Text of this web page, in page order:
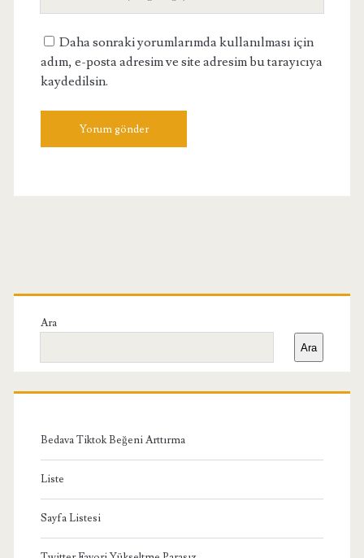
Daha sonraki yorumlarımda kullanılması için
adım, e-posta adresim ve site adresim bu tarayıcıya
kaydedilsin.
Birincil
Yan
Menü
Ara
Ara
Bedava Tiktok Beğeni Arttırma
Liste
Sayfa Listesi